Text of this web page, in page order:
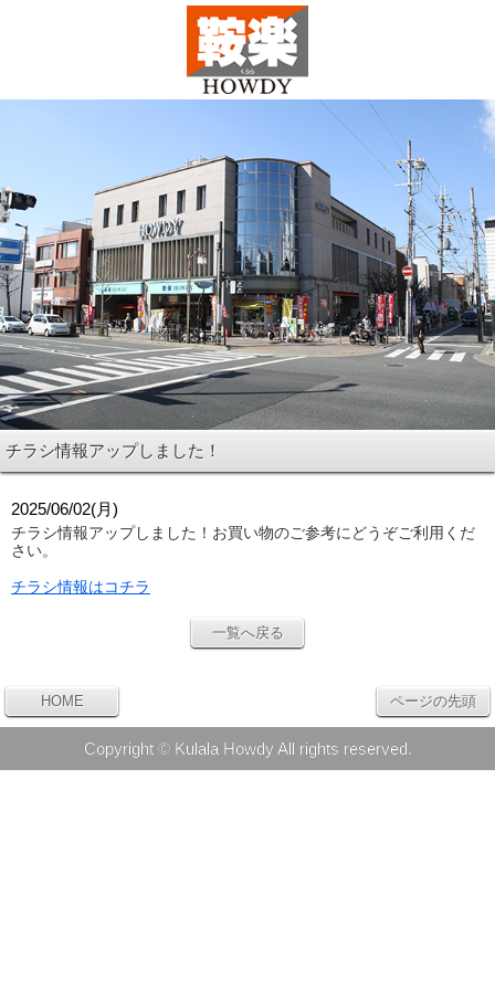
チラシ情報アップしました！
2025/06/02(月)
チラシ情報アップしました！ お買い物のご参考にどうぞご利用くだ
さい。
チラシ情報はコチラ
一覧へ戻る
HOME ページの先頭
Copyright © Kulala Howdy All rights reserved.